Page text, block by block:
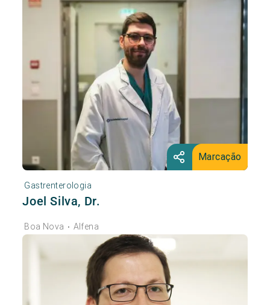
Marcação
Gastrenterologia
Joel Silva, Dr.
Boa Nova • Alfena